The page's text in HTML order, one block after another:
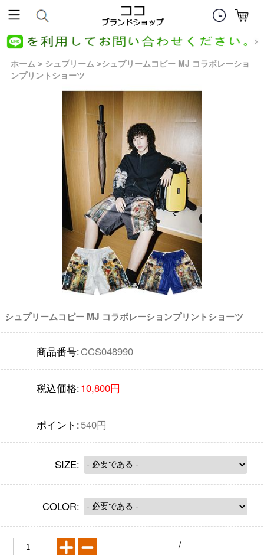
ホーム > シュプリーム >シュプリームコピー MJ コラボレーショ
ンプリントショーツ
シュプリームコピー MJ コラボレーションプリントショーツ
商品番号:CCS048990
税込価格:10,800円
ポイント:540円
SIZE:
COLOR:
/